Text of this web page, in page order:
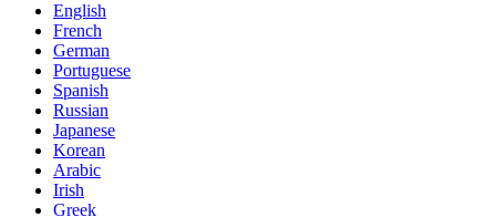
English
French
German
Portuguese
Spanish
Russian
Japanese
Korean
Arabic
Irish
Greek